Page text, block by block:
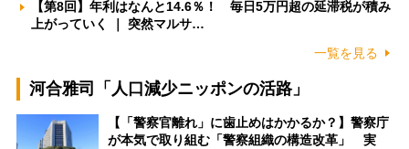
【第8回】年利はなんと14.6％！ 毎日5万円超の延滞税が積み
上がっていく ｜ 突然マルサ…
一覧を見る
河合雅司「人口減少ニッポンの活路」
【「警察官離れ」に歯止めはかかるか？】警察庁
が本気で取り組む「警察組織の構造改革」 実